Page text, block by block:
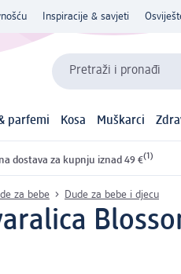
Inspiracije & savjeti
Pretraži i pronađi
parfemi Kosa Muškarci
dostava za kupnju iznad 49 €(1)
za bebe Dude za bebe i djecu